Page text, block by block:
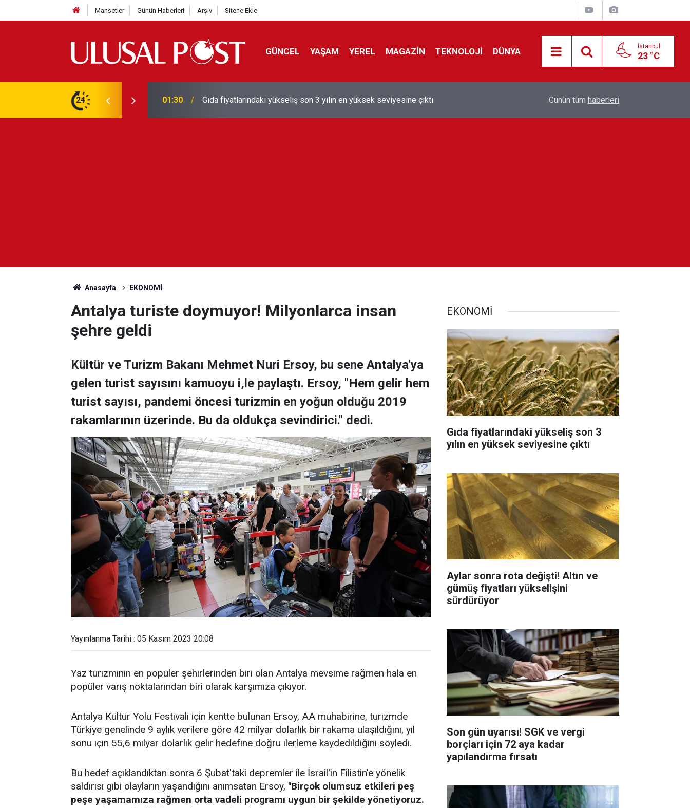
Manşetler Günün Haberleri Arşiv Sitene Ekle
GÜNCEL YAŞAM YEREL MAGAZİN TEKNOLOJİ DÜNYA İstanbul
23 °C
24
en yüksek seviyesine çıktı 01:26 Galatasaray'dan sekiz kişi hakkında savcılığa suç duyurusu
kontrol edecek
Günün tüm haberleri
Anasayfa EKONOMİ
Antalya turiste doymuyor! Milyonlarca insan
şehre geldi
Kültür ve Turizm Bakanı Mehmet Nuri Ersoy, bu sene Antalya'ya
gelen turist sayısını kamuoyu i,le paylaştı. Ersoy, "Hem gelir hem
turist sayısı, pandemi öncesi turizmin en yoğun olduğu 2019
rakamlarının üzerinde. Bu da oldukça sevindirici." dedi.
Yayınlanma Tarihi : 05 Kasım 2023 20:08
Yaz turizminin en popüler şehirlerinden biri olan Antalya mevsime rağmen hala en
popüler varış noktalarından biri olarak karşımıza çıkıyor.
Antalya Kültür Yolu Festivali için kentte bulunan Ersoy, AA muhabirine, turizmde
Türkiye genelinde 9 aylık verilere göre 42 milyar dolarlık bir rakama ulaşıldığını, yıl
sonu için 55,6 milyar dolarlık gelir hedefine doğru ilerleme kaydedildiğini söyledi.
Bu hedef açıklandıktan sonra 6 Şubat'taki depremler ile İsrail'in Filistin'e yönelik
saldırısı gibi olayların yaşandığını anımsatan Ersoy, "Birçok olumsuz etkileri peş
peşe yaşamamıza rağmen orta vadeli programı uygun bir şekilde yönetiyoruz.
EKONOMİ
Gıda fiyatlarındaki yükseliş son 3
yılın en yüksek seviyesine çıktı
Aylar sonra rota değişti! Altın ve
gümüş fiyatları yükselişini
sürdürüyor
Son gün uyarısı! SGK ve vergi
borçları için 72 aya kadar
yapılandırma fırsatı